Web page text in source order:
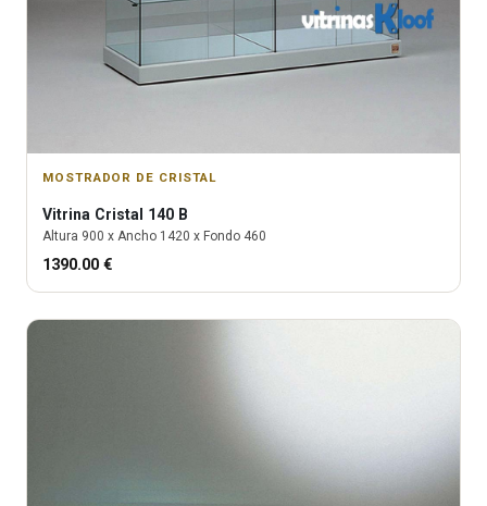
MOSTRADOR DE CRISTAL
Vitrina Cristal 140 B
Altura 900 x Ancho 1420 x Fondo 460
1390.00 €